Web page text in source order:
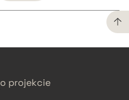
o projekcie